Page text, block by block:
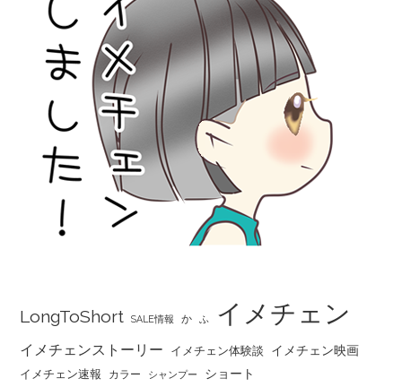
LongToShort SALE情報 か ふ イメチェン
イメチェンストーリー イメチェン体験談 イメチェン映画
イメチェン速報 カラー シャンプー ショート